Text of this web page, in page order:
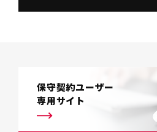
保守契約ユーザー
専用サイト